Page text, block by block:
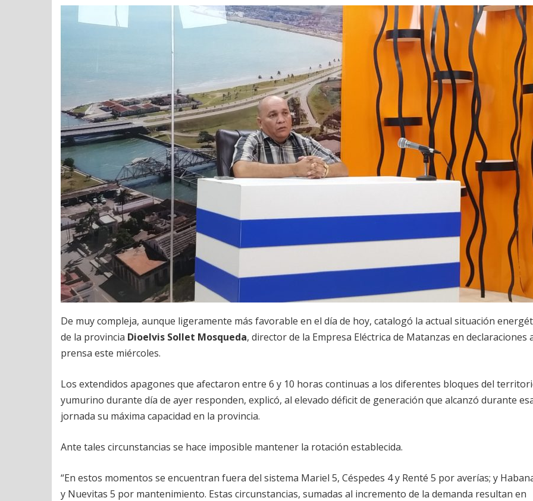
De muy compleja, aunque ligeramente más favorable en el día de hoy, catalogó la actual situación
de la provincia Dioelvis Sollet Mosqueda, director de la Empresa Eléctrica de Matanzas en declaraciones
prensa este miércoles.
Los extendidos apagones que afectaron entre 6 y 10 horas continuas a los diferentes bloques del
yumurino durante día de ayer responden, explicó, al elevado déficit de generación que alcanzó durante
jornada su máxima capacidad en la provincia.
Ante tales circunstancias se hace imposible mantener la rotación establecida.
“En estos momentos se encuentran fuera del sistema Mariel 5, Céspedes 4 y Renté 5 por averías; y
y Nuevitas 5 por mantenimiento. Estas circunstancias, sumadas al incremento de la demanda resultan en